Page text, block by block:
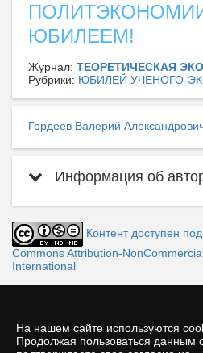
На нашем сайте используются
Продолжая пользоваться данным
ЮБИЛЕЕМ!
Журнал: ТЕОРЕТИЧЕСКАЯ
Рубрики: ЮБИЛЕЙ УЧЕНОГО-
Гордеев Валерий
Информация об
Контент доступен
Commons Attribution-
International